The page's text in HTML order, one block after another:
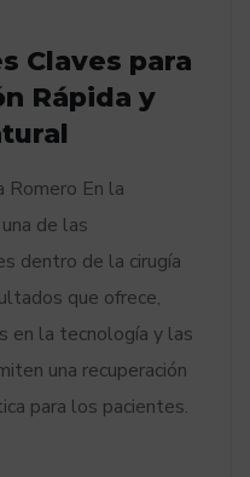
Claves para
Rápida y
Romero En la
de las
dentro de la cirugía
que ofrece,
en la tecnología y las
una recuperación
para los pacientes.